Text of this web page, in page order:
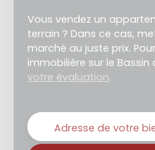
Vous vendez un
terrain ? Dans ce cas,
marché au juste prix.
immobilière sur le
votre évaluation.
Adresse de votre